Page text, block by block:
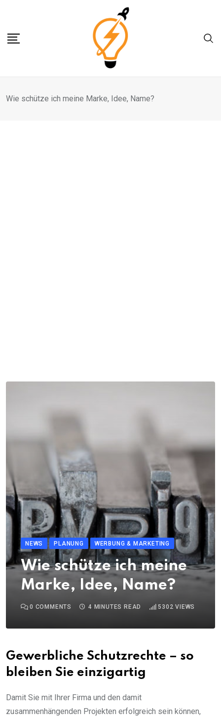
content
Wie schütze ich meine Marke, Idee, Name?
NEWS PLANUNG WERBUNG & MARKETING
Wie schütze ich meine
Marke, Idee, Name?
0 COMMENTS 4 MINUTES READ 5302 VIEWS
Gewerbliche Schutzrechte – so
bleiben Sie einzigartig
Damit Sie mit Ihrer Firma und den damit
zusammenhängenden Projekten erfolgreich sein können,